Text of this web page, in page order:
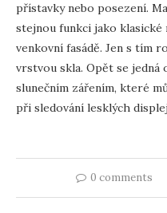
přístavky nebo posezení.
stejnou funkci jako klasické
venkovní fasádě. Jen s tím
vrstvou skla. Opět se jedná
slunečním zářením, které
při sledování lesklých
0 comments